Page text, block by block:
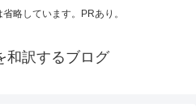
略しています。PRあり。
和訳するブログ